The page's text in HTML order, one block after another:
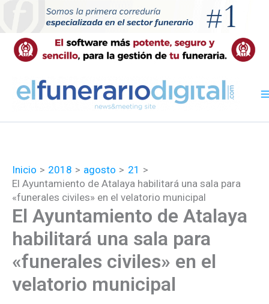
contenido
Inicio 2018 agosto
21
El Ayuntamiento de Atalaya habilitará una sala para
«funerales civiles» en el velatorio municipal
El Ayuntamiento de Atalaya
habilitará una sala para
«funerales civiles» en el
velatorio municipal